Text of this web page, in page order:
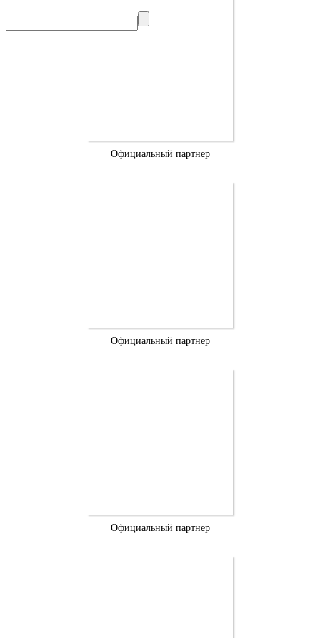
Официальный партнер
Официальный партнер
Официальный партнер